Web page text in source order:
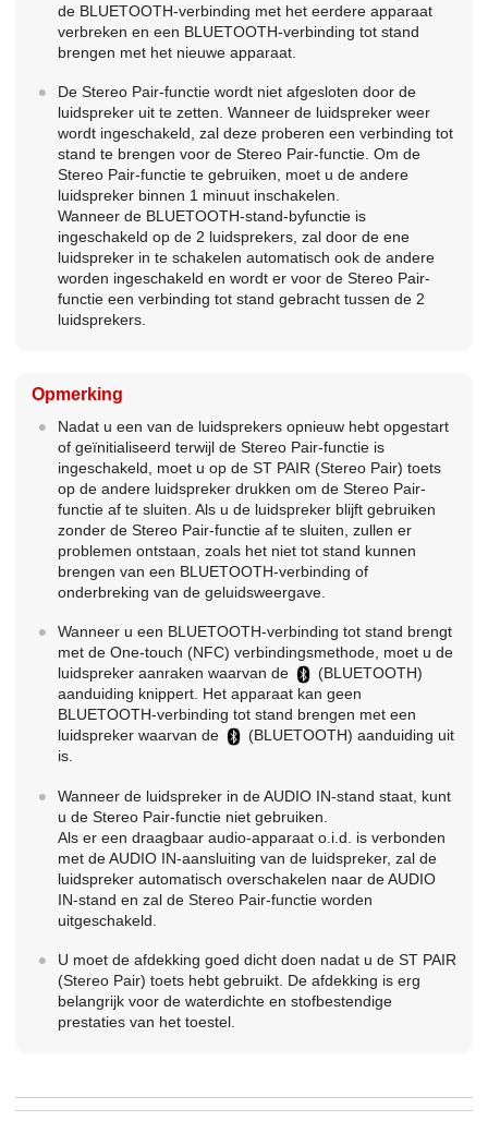
de BLUETOOTH-verbinding met het eerdere apparaat
verbreken en een BLUETOOTH-verbinding tot stand
brengen met het nieuwe apparaat.
De Stereo Pair-functie wordt niet afgesloten door de
luidspreker uit te zetten. Wanneer de luidspreker weer
wordt ingeschakeld, zal deze proberen een verbinding tot
stand te brengen voor de Stereo Pair-functie. Om de
Stereo Pair-functie te gebruiken, moet u de andere
luidspreker binnen 1 minuut inschakelen.
Wanneer de BLUETOOTH-stand-byfunctie is
ingeschakeld op de 2 luidsprekers, zal door de ene
luidspreker in te schakelen automatisch ook de andere
worden ingeschakeld en wordt er voor de Stereo Pair-
functie een verbinding tot stand gebracht tussen de 2
luidsprekers.
Opmerking
Nadat u een van de luidsprekers opnieuw hebt opgestart
of geïnitialiseerd terwijl de Stereo Pair-functie is
ingeschakeld, moet u op de ST PAIR (Stereo Pair) toets
op de andere luidspreker drukken om de Stereo Pair-
functie af te sluiten. Als u de luidspreker blijft gebruiken
zonder de Stereo Pair-functie af te sluiten, zullen er
problemen ontstaan, zoals het niet tot stand kunnen
brengen van een BLUETOOTH-verbinding of
onderbreking van de geluidsweergave.
Wanneer u een BLUETOOTH-verbinding tot stand brengt
met de One-touch (NFC) verbindingsmethode, moet u de
luidspreker aanraken waarvan de
(BLUETOOTH)
aanduiding knippert. Het apparaat kan geen
BLUETOOTH-verbinding tot stand brengen met een
luidspreker waarvan de
(BLUETOOTH) aanduiding uit
is.
Wanneer de luidspreker in de AUDIO IN-stand staat, kunt
u de Stereo Pair-functie niet gebruiken.
Als er een draagbaar audio-apparaat o.i.d. is verbonden
met de AUDIO IN-aansluiting van de luidspreker, zal de
luidspreker automatisch overschakelen naar de AUDIO
IN-stand en zal de Stereo Pair-functie worden
uitgeschakeld.
U moet de afdekking goed dicht doen nadat u de ST PAIR
(Stereo Pair) toets hebt gebruikt. De afdekking is erg
belangrijk voor de waterdichte en stofbestendige
prestaties van het toestel.